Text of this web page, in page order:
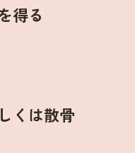
得る
くは散骨